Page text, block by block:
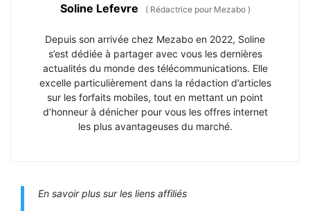
Soline Lefevre (Rédactrice pour Mezabo )
Depuis son arrivée chez Mezabo en 2022, Soline
s’est dédiée à partager avec vous les dernières
actualités du monde des télécommunications. Elle
excelle particulièrement dans la rédaction d’articles
sur les forfaits mobiles, tout en mettant un point
d’honneur à dénicher pour vous les offres internet
les plus avantageuses du marché.
En savoir plus sur les liens affiliés